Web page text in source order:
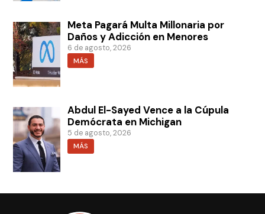
Meta Pagará Multa Millonaria por
Daños y Adicción en Menores
6 de agosto, 2026
MÁS
Abdul El-Sayed Vence a la Cúpula
Demócrata en Michigan
5 de agosto, 2026
MÁS